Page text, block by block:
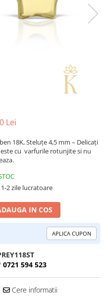
Lei
18K, Steluțe 4,5 mm – Delicați
cu varfurile rotunjite si nu
1-2 zile lucratoare
IN COS
APLICA CUPON
0721 594 523
Cere informatii